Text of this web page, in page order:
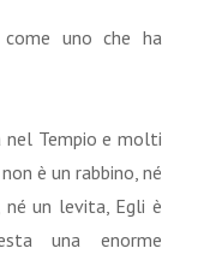
uno che ha
nel Tempio e molti
è un rabbino, né
né un levita, Egli è
una enorme